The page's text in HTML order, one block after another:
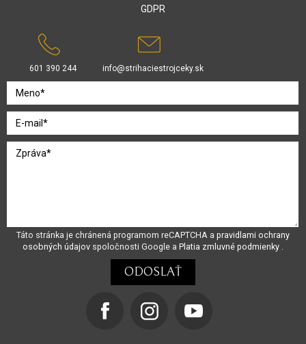
GDPR
601 390 244 info@strihaciestrojceky.sk
Táto stránka je chránená programom reCAPTCHA a pravidlami ochrany
osobných údajov spoločnosti Google a Platia zmluvné podmienky .